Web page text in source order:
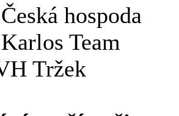
hospoda
Team
Tržek